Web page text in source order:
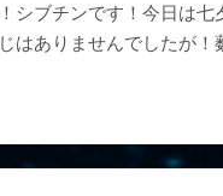
シブチンです！今日は七
はありませんでしたが！